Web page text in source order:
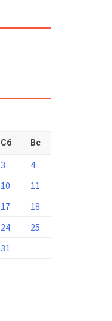
Сб Вс
3
4
10
11
17
18
24
25
31